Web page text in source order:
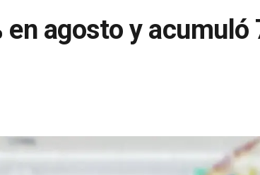
agosto y acumuló